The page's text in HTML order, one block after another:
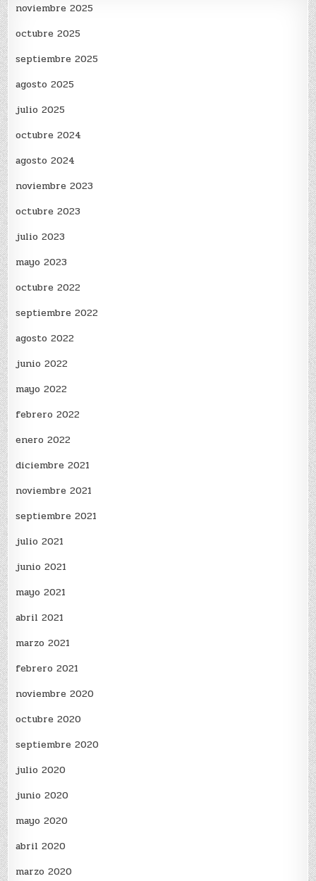
noviembre 2025
octubre 2025
septiembre 2025
agosto 2025
julio 2025
octubre 2024
agosto 2024
noviembre 2023
octubre 2023
julio 2023
mayo 2023
octubre 2022
septiembre 2022
agosto 2022
junio 2022
mayo 2022
febrero 2022
enero 2022
diciembre 2021
noviembre 2021
septiembre 2021
julio 2021
junio 2021
mayo 2021
abril 2021
marzo 2021
febrero 2021
noviembre 2020
octubre 2020
septiembre 2020
julio 2020
junio 2020
mayo 2020
abril 2020
marzo 2020